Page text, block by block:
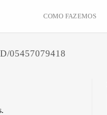
COMO FAZEMOS
05457079418